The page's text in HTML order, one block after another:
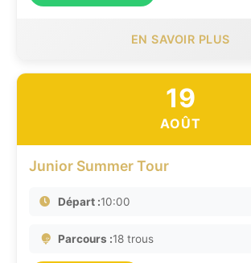
EN SAVOIR PLUS
19
AOÛT
Junior Summer Tour
Départ :10:00
Parcours :18 trous